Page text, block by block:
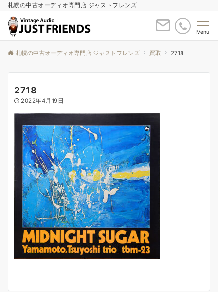
札幌の中古オーディオ専門店 ジャストフレンズ
Menu
札幌の中古オーディオ専門店 ジャストフレンズ 買取 2718
2718
2022年4月19日